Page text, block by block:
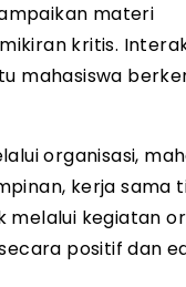
materi
kritis.
mahasiswa
organisasi,
kerja sama
kegiatan
positif dan